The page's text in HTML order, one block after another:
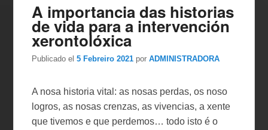
A importancia das historias
de vida para a intervención
xerontolóxica
Publicado el5 Febreiro 2021 porADMINISTRADORA
A nosa historia vital: as nosas perdas, os noso
logros, as nosas crenzas, as vivencias, a xente
que tivemos e que perdemos… todo isto é o